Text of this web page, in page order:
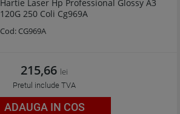
Hartie Laser Hp Professional Glossy A3
120G 250 Coli Cg969A
Cod:CG969A
215,66 lei
Pretul include TVA
ADAUGA IN COS